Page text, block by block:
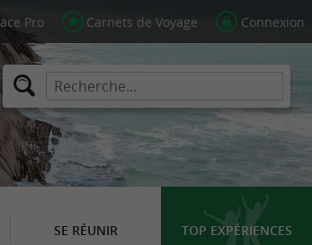
Pro Carnets de Voyage Connexion
SE RÉUNIR TOP EXPÉRIENCES